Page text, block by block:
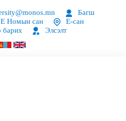
Багш
Е Номын сан
Е-сан
барих
Элсэлт